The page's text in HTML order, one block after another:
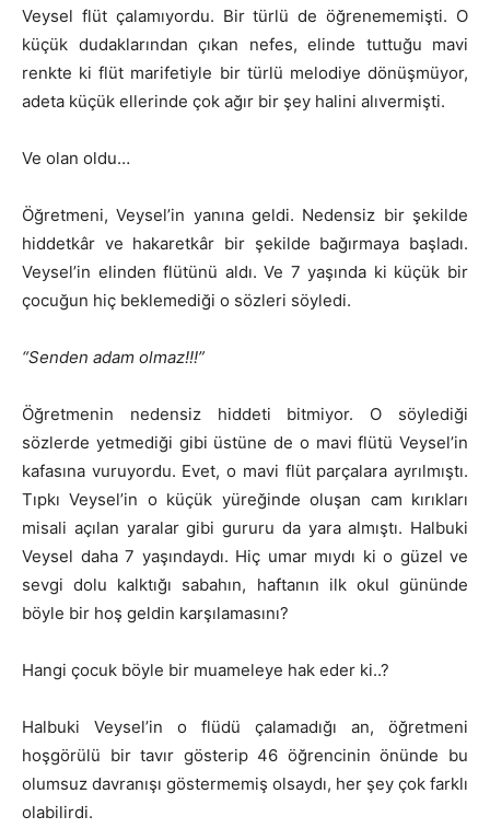
Veysel flüt çalamıyordu. Bir türlü de öğrenememişti. O
küçük dudaklarından çıkan nefes, elinde tuttuğu mavi
renkte ki flüt marifetiyle bir türlü melodiye dönüşmüyor,
adeta küçük ellerinde çok ağır bir şey halini alıvermişti.
Ve olan oldu…
Öğretmeni, Veysel’in yanına geldi. Nedensiz bir şekilde
hiddetkâr ve hakaretkâr bir şekilde bağırmaya başladı.
Veysel’in elinden flütünü aldı. Ve 7 yaşında ki küçük bir
çocuğun hiç beklemediği o sözleri söyledi.
“Senden adam olmaz!!!”
Öğretmenin nedensiz hiddeti bitmiyor. O söylediği
sözlerde yetmediği gibi üstüne de o mavi flütü Veysel’in
kafasına vuruyordu. Evet, o mavi flüt parçalara ayrılmıştı.
Tıpkı Veysel’in o küçük yüreğinde oluşan cam kırıkları
misali açılan yaralar gibi gururu da yara almıştı. Halbuki
Veysel daha 7 yaşındaydı. Hiç umar mıydı ki o güzel ve
sevgi dolu kalktığı sabahın, haftanın ilk okul gününde
böyle bir hoş geldin karşılamasını?
Hangi çocuk böyle bir muameleye hak eder ki..?
Halbuki Veysel’in o flüdü çalamadığı an, öğretmeni
hoşgörülü bir tavır gösterip 46 öğrencinin önünde bu
olumsuz davranışı göstermemiş olsaydı, her şey çok farklı
olabilirdi.